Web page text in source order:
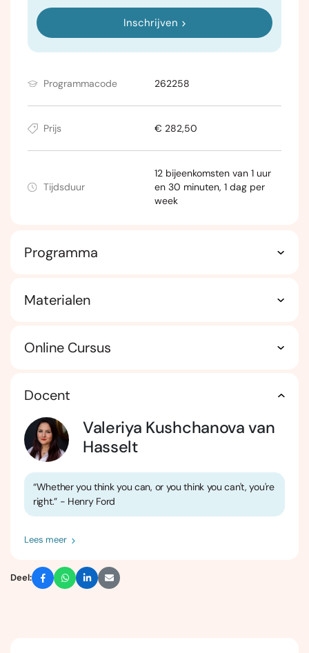
Inschrijven
Programmacode 262258
Prijs € 282,50
Tijdsduur
12 bijeenkomsten van 1 uur
en 30 minuten, 1 dag per
week
Programma
Materialen
Online Cursus
Docent
Valeriya Kushchanova van
Hasselt
“Whether you think you can, or you think you can't, you're
right.” - Henry Ford
Lees meer
Deel: